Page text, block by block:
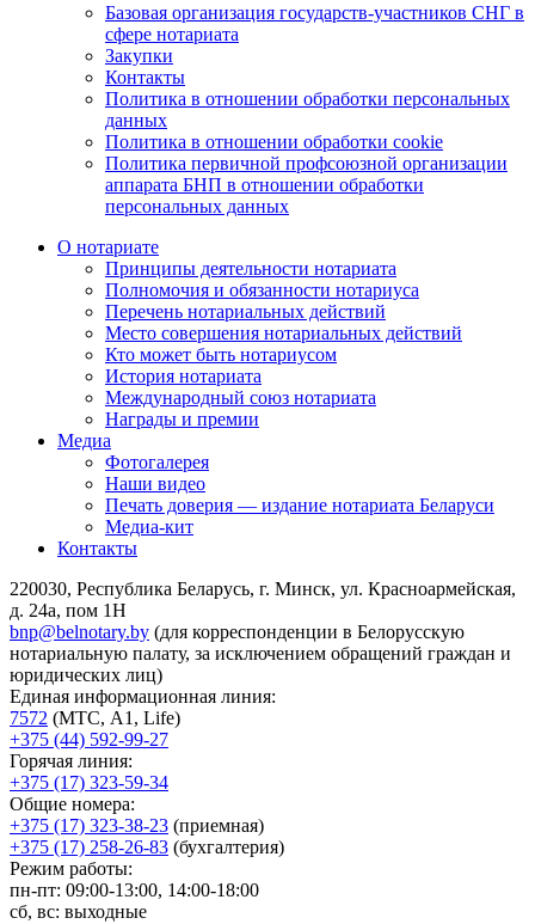
Базовая организация государств-участников СНГ в
сфере нотариата
Закупки
Контакты
Политика в отношении обработки персональных
данных
Политика в отношении обработки cookie
Политика первичной профсоюзной организации
аппарата БНП в отношении обработки
персональных данных
О нотариате
Принципы деятельности нотариата
Полномочия и обязанности нотариуса
Перечень нотариальных действий
Место совершения нотариальных действий
Кто может быть нотариусом
История нотариата
Международный союз нотариата
Награды и премии
Медиа
Фотогалерея
Наши видео
Печать доверия — издание нотариата Беларуси
Медиа-кит
Контакты
220030, Республика Беларусь, г. Минск, ул. Красноармейская,
д. 24а, пом 1Н
bnp@belnotary.by (для корреспонденции в Белорусскую
нотариальную палату, за исключением обращений граждан и
юридических лиц)
Единая информационная линия:
7572 (МТС, A1, Life)
+375 (44) 592-99-27
Горячая линия:
+375 (17) 323-59-34
Общие номера:
+375 (17) 323-38-23 (приемная)
+375 (17) 258-26-83 (бухгалтерия)
Режим работы:
пн-пт: 09:00-13:00, 14:00-18:00
сб, вс: выходные